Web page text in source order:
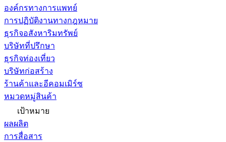
องค์กรทางการแพทย์
การปฏิบัติงานทางกฎหมาย
ธุรกิจอสังหาริมทรัพย์
บริษัทที่ปรึกษา
ธุรกิจท่องเที่ยว
บริษัทก่อสร้าง
ร้านค้าและอีคอมเมิร์ซ
หมวดหมู่สินค้า
เป้าหมาย
ผลผลิต
การสื่อสาร